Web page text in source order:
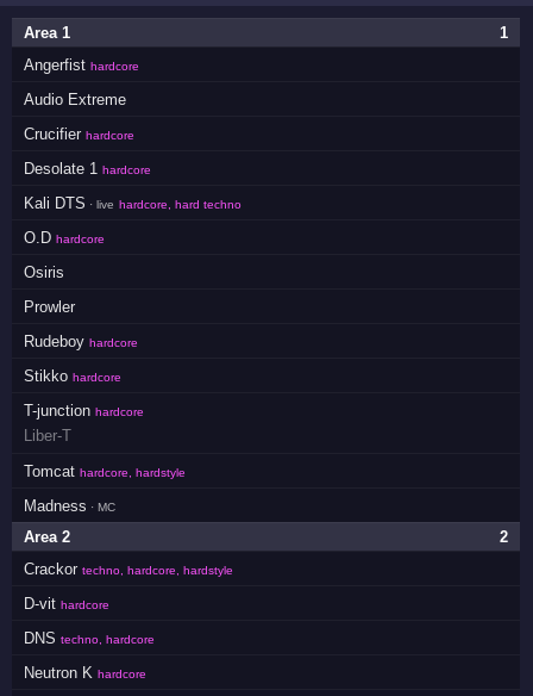
1
Area 1
Angerfist hardcore
Audio Extreme
Crucifier hardcore
Desolate 1 hardcore
Kali DTS · live hardcore, hard techno
O.D hardcore
Osiris
Prowler
Rudeboy hardcore
Stikko hardcore
T-junction hardcore
Liber-T
Tomcat hardcore, hardstyle
Madness · MC
2
Area 2
Crackor techno, hardcore, hardstyle
D-vit hardcore
DNS techno, hardcore
Neutron K hardcore